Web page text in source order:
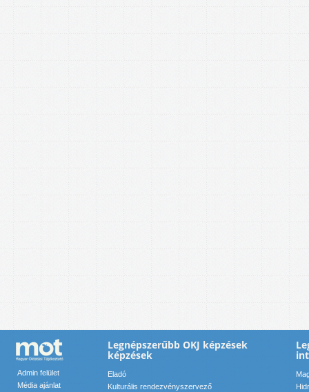
Admin felület
Média ajánlat
Legnépszerűbb OKJ képzések
képzések
Eladó
Kulturális rendezvényszervező